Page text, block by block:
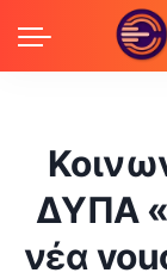
ΔΥΠΑ
νέα